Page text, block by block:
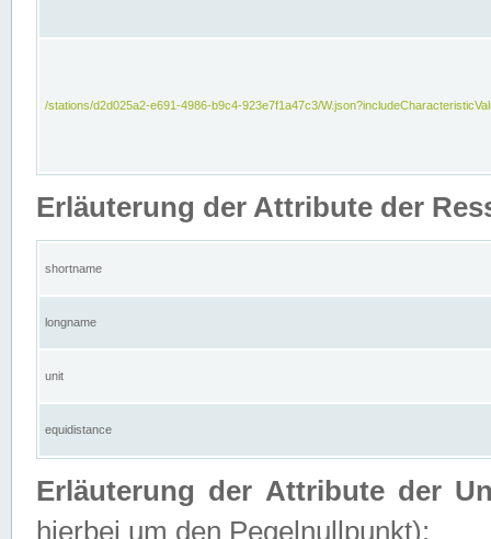
/stations/d2d025a2-e691-4986-b9c4-923e7f1a47c3/
Erläuterung der Attribute der
shortname
longname
unit
equidistance
Erläuterung der Attribute der
hierbei um den Pegelnullpunkt):